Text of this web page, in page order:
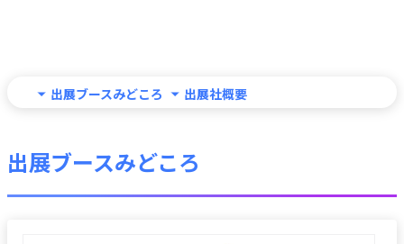
出展ブースみどころ 出展社概要
出展ブースみどころ